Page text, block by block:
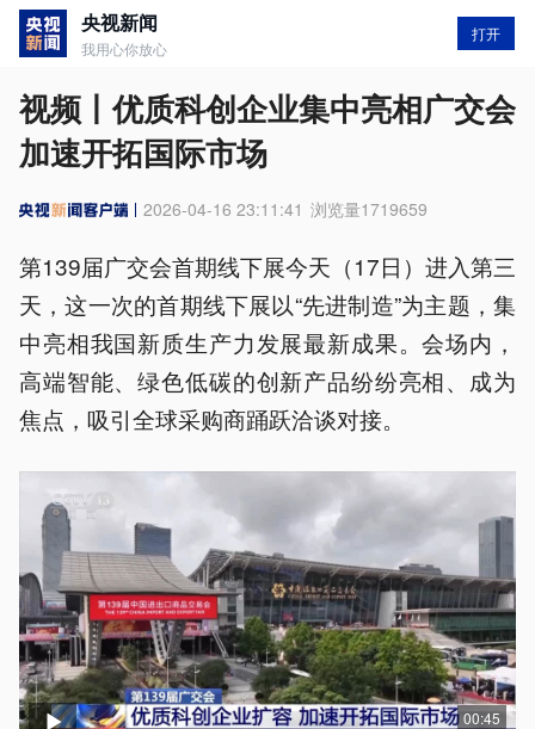
央视新闻
我用心你放心
打开
视频丨优质科创企业集中亮相广交会
加速开拓国际市场
2026-04-16 23:11:41 浏览量1719659
第139届广交会首期线下展今天（17日）进入第三
天，这一次的首期线下展以“先进制造”为主题，集
中亮相我国新质生产力发展最新成果。会场内，
高端智能、绿色低碳的创新产品纷纷亮相、成为
焦点，吸引全球采购商踊跃洽谈对接。
00:45